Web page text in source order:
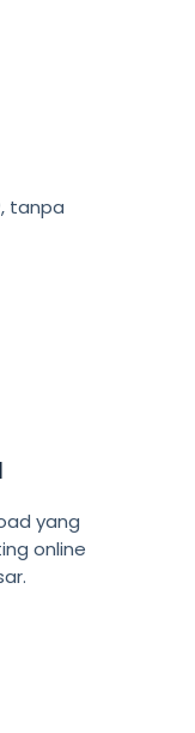
tanpa
yang
online